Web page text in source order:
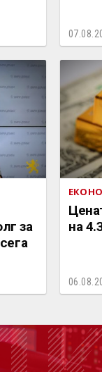
за
на